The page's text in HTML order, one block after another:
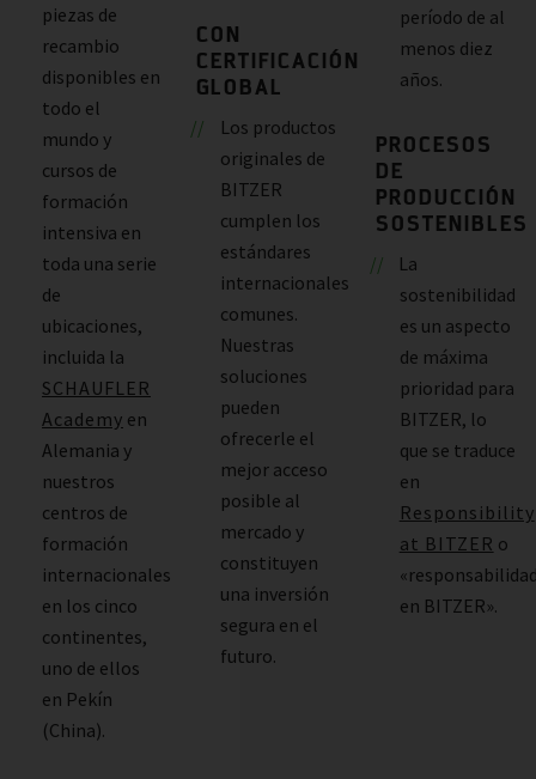
piezas de
recambio
disponibles en
todo el
mundo y
cursos de
formación
intensiva en
toda una serie
de
ubicaciones,
incluida la
SCHAUFLER
Academy en
Alemania y
nuestros
centros de
formación
internacionales
en los cinco
continentes,
uno de ellos
en Pekín
(China).
CON
CERTIFICACIÓN
GLOBAL
Los productos
originales de
BITZER
cumplen los
estándares
internacionales
comunes.
Nuestras
soluciones
pueden
ofrecerle el
mejor acceso
posible al
mercado y
constituyen
una inversión
segura en el
futuro.
período de al
menos diez
años.
PROCESOS
DE
PRODUCCIÓN
SOSTENIBLES
La
sostenibilidad
es un aspecto
de máxima
prioridad para
BITZER, lo
que se traduce
en
Responsibility
at BITZER o
en BITZER».